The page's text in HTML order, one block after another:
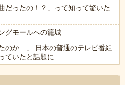
だったの！？」って知って驚いた
グモールへの籠城
のか…」 日本の普通のテレビ番組
ていたと話題に